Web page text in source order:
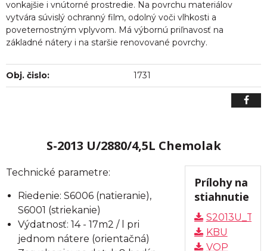
vonkajšie i vnútorné prostredie. Na povrchu materiálov
vytvára súvislý ochranný film, odolný voči vlhkosti a
poveternostným vplyvom. Má výbornú priľnavosť na
základné nátery i na staršie renovované povrchy.
Obj. čislo: 1731
S-2013 U/2880/4,5L Chemolak
Prílohy na
stiahnutie
S2013U_TL
KBU
VOP
Technické parametre:
Riedenie: S6006 (natieranie),
S6001 (striekanie)
Výdatnosť: 14 - 17m2 / l pri
jednom nátere (orientačná)